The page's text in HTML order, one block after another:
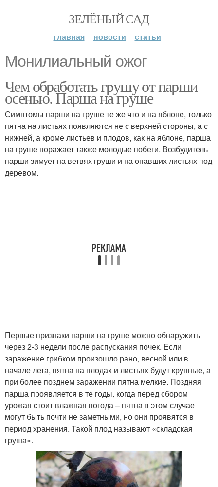
ЗЕЛЁНЫЙ САД
главная новости статьи
Монилиальный ожог
Чем обработать грушу от парши
осенью. Парша на груше
Симптомы парши на груше те же что и на яблоне, только
пятна на листьях появляются не с верхней стороны, а с
нижней, а кроме листьев и плодов, как на яблоне, парша
на груше поражает также молодые побеги. Возбудитель
парши зимует на ветвях груши и на опавших листьях под
деревом.
Первые признаки парши на груше можно обнаружить
через 2-3 недели после распускания почек. Если
заражение грибком произошло рано, весной или в
начале лета, пятна на плодах и листьях будут крупные, а
при более позднем заражении пятна мелкие. Поздняя
парша проявляется в те годы, когда перед сбором
урожая стоит влажная погода – пятна в этом случае
могут быть почти не заметными, но они проявятся в
период хранения. Такой плод называют «складская
груша».